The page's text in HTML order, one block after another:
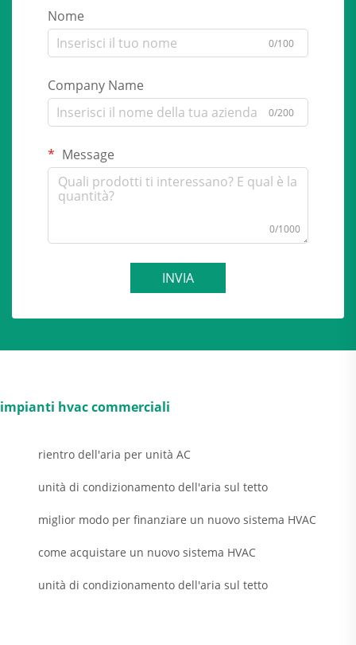
Nome
0/100
Company Name
0/200
Message
0/1000
INVIA
impianti hvac commerciali
rientro dell'aria per unità AC
unità di condizionamento dell'aria sul tetto
miglior modo per finanziare un nuovo sistema HVAC
come acquistare un nuovo sistema HVAC
unità di condizionamento dell'aria sul tetto